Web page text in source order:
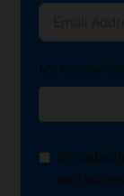
Ich möchte
Ich habe
und